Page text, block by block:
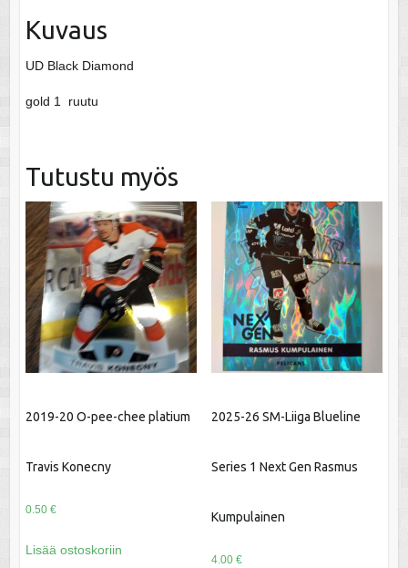
Kuvaus
UD Black Diamond
gold 1 ruutu
Tutustu myös
2019-20 O-pee-chee platium
Travis Konecny
0.50 €
Lisää ostoskoriin
2025-26 SM-Liiga Blueline
Series 1 Next Gen Rasmus
Kumpulainen
4.00 €